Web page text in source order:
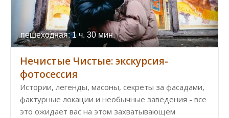
пешеходная: 1 ч. 30 мин.
Нечистые Чистые: экскурсия-
фотосессия
Истории, легенды, масоны, секреты за фасадами,
фактурные локации и необычные заведения - все
это ожидает вас на этом захватывающем